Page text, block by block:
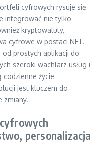
cyfrowych rysuje się
integrować nie tylko
kryptowaluty,
cyfrowe w postaci NFT.
prostych aplikacji do
szeroki wachlarz usług i
codzienne życie
jest kluczem do
zmiany.
personalizacja